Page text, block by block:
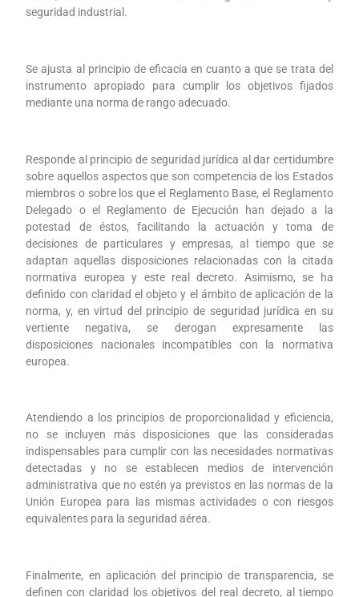
seguridad industrial.
Se ajusta al principio de eficacia en cuanto a que se trata del
instrumento apropiado para cumplir los objetivos fijados
mediante una norma de rango adecuado.
Responde al principio de seguridad jurídica al dar certidumbre
sobre aquellos aspectos que son competencia de los Estados
miembros o sobre los que el Reglamento Base, el Reglamento
Delegado o el Reglamento de Ejecución han dejado a la
potestad de éstos, facilitando la actuación y toma de
decisiones de particulares y empresas, al tiempo que se
adaptan aquellas disposiciones relacionadas con la citada
normativa europea y este real decreto. Asimismo, se ha
definido con claridad el objeto y el ámbito de aplicación de la
norma, y, en virtud del principio de seguridad jurídica en su
vertiente negativa, se derogan expresamente las
disposiciones nacionales incompatibles con la normativa
europea.
Atendiendo a los principios de proporcionalidad y eficiencia,
no se incluyen más disposiciones que las consideradas
indispensables para cumplir con las necesidades normativas
detectadas y no se establecen medios de intervención
administrativa que no estén ya previstos en las normas de la
Unión Europea para las mismas actividades o con riesgos
equivalentes para la seguridad aérea.
Finalmente, en aplicación del principio de transparencia, se
definen con claridad los objetivos del real decreto, al tiempo